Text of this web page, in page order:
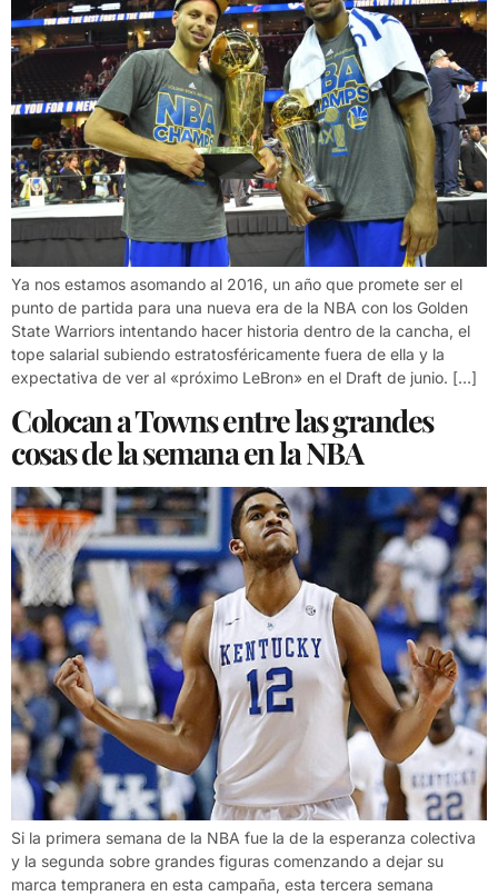
Ya nos estamos asomando al 2016, un año que promete ser el
punto de partida para una nueva era de la NBA con los Golden
State Warriors intentando hacer historia dentro de la cancha, el
tope salarial subiendo estratosféricamente fuera de ella y la
expectativa de ver al «próximo LeBron» en el Draft de junio. […]
Colocan a Towns entre las grandes
cosas de la semana en la NBA
Si la primera semana de la NBA fue la de la esperanza colectiva
y la segunda sobre grandes figuras comenzando a dejar su
marca tempranera en esta campaña, esta tercera semana